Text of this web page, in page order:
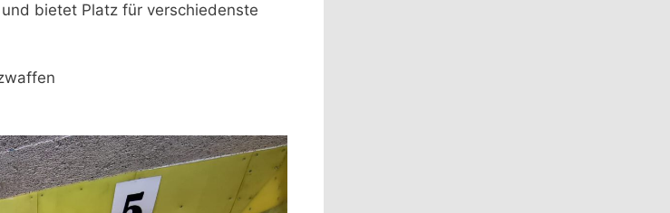
bietet Platz für verschiedenste